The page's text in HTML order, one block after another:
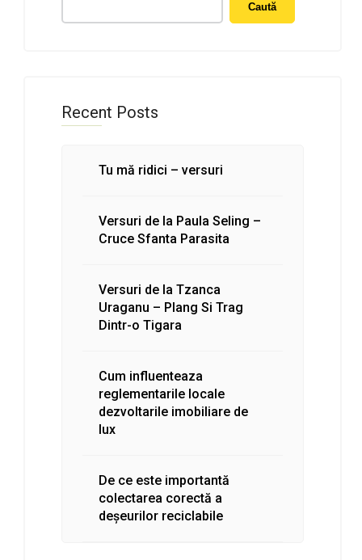
Caută
Recent Posts
Tu mă ridici – versuri
Versuri de la Paula Seling –
Cruce Sfanta Parasita
Versuri de la Tzanca
Uraganu – Plang Si Trag
Dintr-o Tigara
Cum influenteaza
reglementarile locale
dezvoltarile imobiliare de
lux
De ce este importantă
colectarea corectă a
deșeurilor reciclabile